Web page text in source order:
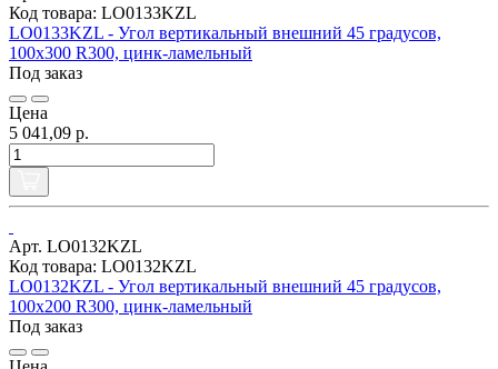
Код товара: LO0133KZL
LO0133KZL - Угол вертикальный внешний 45 градусов,
100х300 R300, цинк-ламельный
Под заказ
Цена
5 041,09 р.
Арт. LO0132KZL
Код товара: LO0132KZL
LO0132KZL - Угол вертикальный внешний 45 градусов,
100х200 R300, цинк-ламельный
Под заказ